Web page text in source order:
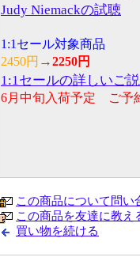
Judy Niemackの試聴
1:1セール対象商品
2450円 →2250円
1:1セールの詳しいご
6月中旬入荷予定 ご予
この商品について問い
この商品を友達に教え
買い物を続ける